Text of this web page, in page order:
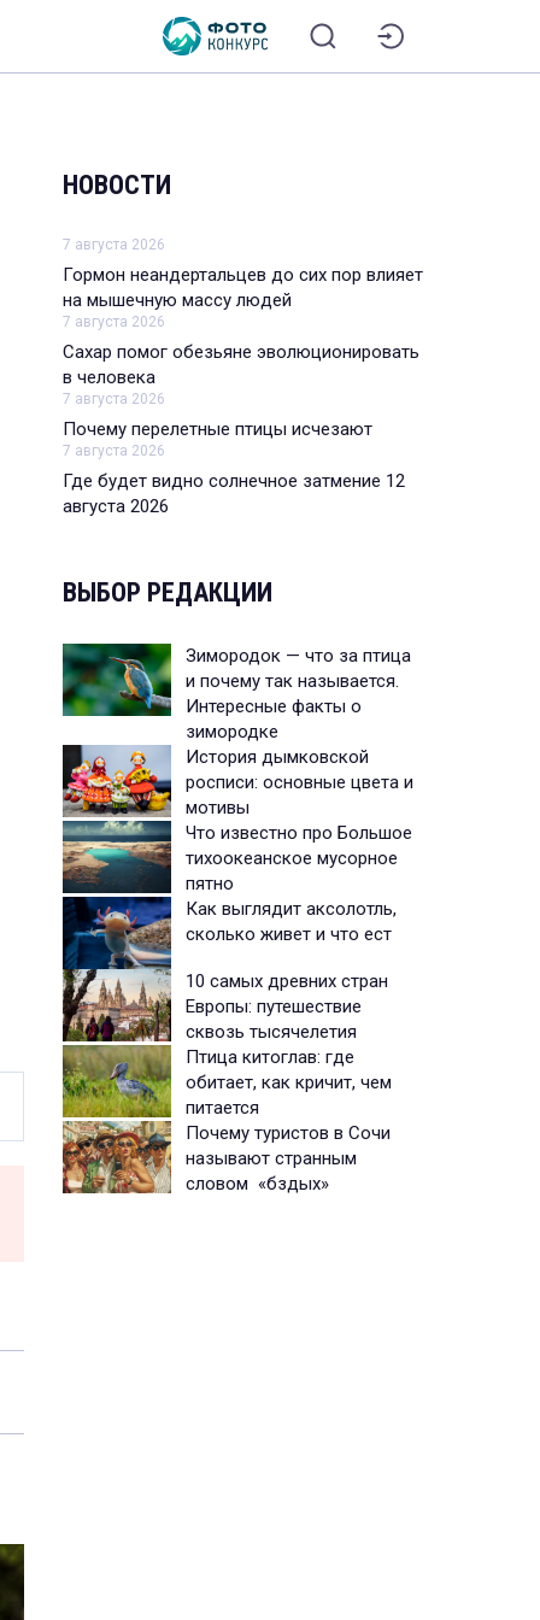
НОВОСТИ
7 августа 2026
Гормон неандертальцев до сих пор влияет
на мышечную массу людей
7 августа 2026
Сахар помог обезьяне эволюционировать
в человека
7 августа 2026
Почему перелетные птицы исчезают
7 августа 2026
Где будет видно солнечное затмение 12
августа 2026
ВЫБОР РЕДАКЦИИ
Зимородок — что за птица
и почему так называется.
Интересные факты о
зимородке
История дымковской
росписи: основные цвета и
мотивы
Что известно про Большое
тихоокеанское мусорное
пятно
Как выглядит аксолотль,
сколько живет и что ест
10 самых древних стран
Европы: путешествие
сквозь тысячелетия
Птица китоглав: где
обитает, как кричит, чем
питается
Почему туристов в Сочи
называют странным
словом «бздых»